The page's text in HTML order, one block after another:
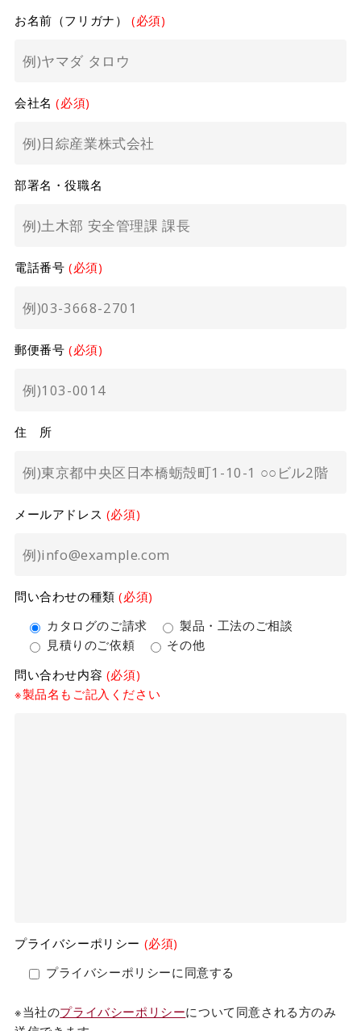
お名前（フリガナ） (必須)
会社名(必須)
部署名・役職名
電話番号 (必須)
郵便番号 (必須)
住 所
メールアドレス (必須)
問い合わせの種類(必須)
カタログのご請求
製品・工法のご相談
見積りのご依頼
その他
問い合わせ内容 (必須)
※製品名もご記入ください
プライバシーポリシー (必須)
プライバシーポリシーに同意する
※当社のプライバシーポリシーについて同意される方のみ